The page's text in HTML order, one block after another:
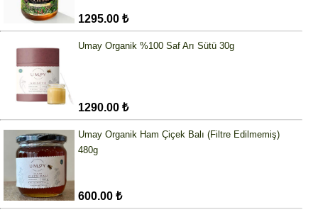
1295.00 ₺
Umay Organik %100 Saf Arı Sütü 30g
1290.00 ₺
Umay Organik Ham Çiçek Balı (Filtre Edilmemiş)
480g
600.00 ₺